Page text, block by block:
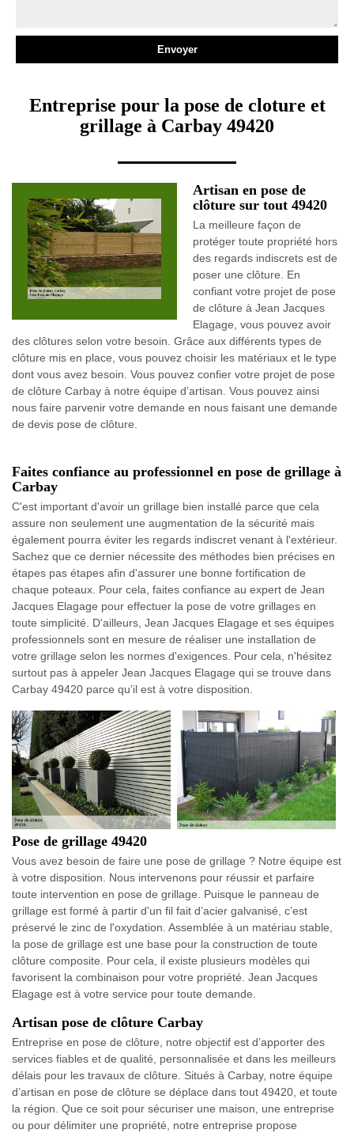
Entreprise pour la pose de cloture et
grillage à Carbay 49420
Artisan en pose de
clôture sur tout 49420
La meilleure façon de
protéger toute propriété hors
des regards indiscrets est de
poser une clôture. En
confiant votre projet de pose
de clôture à Jean Jacques
Elagage, vous pouvez avoir
des clôtures selon votre besoin. Grâce aux différents types de
clôture mis en place, vous pouvez choisir les matériaux et le type
dont vous avez besoin. Vous pouvez confier votre projet de pose
de clôture Carbay à notre équipe d’artisan. Vous pouvez ainsi
nous faire parvenir votre demande en nous faisant une demande
de devis pose de clôture.
Faites confiance au professionnel en pose de grillage à
Carbay
C'est important d'avoir un grillage bien installé parce que cela
assure non seulement une augmentation de la sécurité mais
également pourra éviter les regards indiscret venant à l'extérieur.
Sachez que ce dernier nécessite des méthodes bien précises en
étapes pas étapes afin d'assurer une bonne fortification de
chaque poteaux. Pour cela, faites confiance au expert de Jean
Jacques Elagage pour effectuer la pose de votre grillages en
toute simplicité. D'ailleurs, Jean Jacques Elagage et ses équipes
professionnels sont en mesure de réaliser une installation de
votre grillage selon les normes d'exigences. Pour cela, n'hésitez
surtout pas à appeler Jean Jacques Elagage qui se trouve dans
Carbay 49420 parce qu'il est à votre disposition.
Pose de grillage 49420
Vous avez besoin de faire une pose de grillage ? Notre équipe est
à votre disposition. Nous intervenons pour réussir et parfaire
toute intervention en pose de grillage. Puisque le panneau de
grillage est formé à partir d'un fil fait d’acier galvanisé, c’est
préservé le zinc de l'oxydation. Assemblée à un matériau stable,
la pose de grillage est une base pour la construction de toute
clôture composite. Pour cela, il existe plusieurs modèles qui
favorisent la combinaison pour votre propriété. Jean Jacques
Elagage est à votre service pour toute demande.
Artisan pose de clôture Carbay
Entreprise en pose de clôture, notre objectif est d’apporter des
services fiables et de qualité, personnalisée et dans les meilleurs
délais pour les travaux de clôture. Situés à Carbay, notre équipe
d’artisan en pose de clôture se déplace dans tout 49420, et toute
la région. Que ce soit pour sécuriser une maison, une entreprise
ou pour délimiter une propriété, notre entreprise propose